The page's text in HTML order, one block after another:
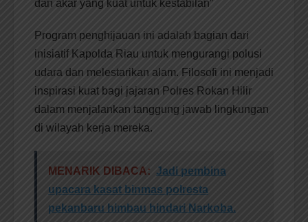
dan akar yang kuat untuk kestabilan”
Program penghijauan ini adalah bagian dari
inisiatif Kapolda Riau untuk mengurangi polusi
udara dan melestarikan alam. Filosofi ini menjadi
inspirasi kuat bagi jajaran Polres Rokan Hilir
dalam menjalankan tanggung jawab lingkungan
di wilayah kerja mereka.
MENARIK DIBACA: Jadi pembina
upacara kasat binmas polresta
pekanbaru himbau hindari Narkoba.